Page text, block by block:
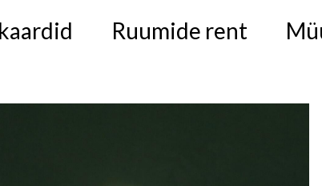
Ruumide rent